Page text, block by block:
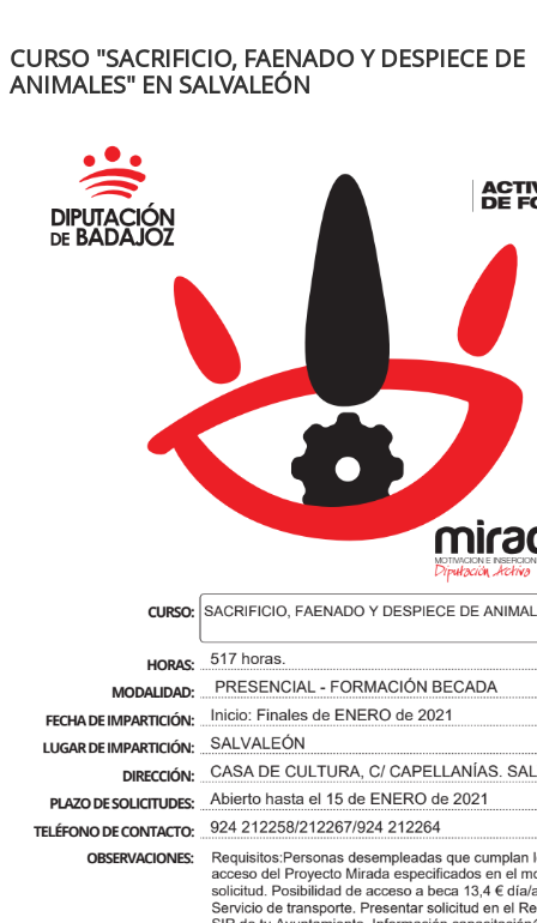
CURSO "SACRIFICIO, FAENADO Y DESPIECE DE
ANIMALES" EN SALVALEÓN